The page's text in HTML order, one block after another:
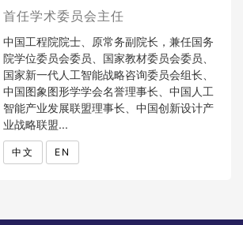
首任学术委员会主任
中国工程院院士、原常务副院长，兼任国务
院学位委员会委员、国家教材委员会委员、
国家新一代人工智能战略咨询委员会组长、
中国图象图形学学会名誉理事长、中国人工
智能产业发展联盟理事长、中国创新设计产
业战略联盟...
中文 EN